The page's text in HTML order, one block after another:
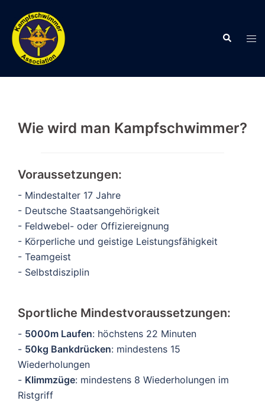
Inhalt
springen
Suche
Wie wird man Kampfschwimmer?
Voraussetzungen:
- Mindestalter 17 Jahre
- Deutsche Staatsangehörigkeit
- Feldwebel- oder Offiziereignung
- Körperliche und geistige Leistungsfähigkeit
- Teamgeist
- Selbstdisziplin
Sportliche Mindestvoraussetzungen:
- 5000m Laufen: höchstens 22 Minuten
- 50kg Bankdrücken: mindestens 15
Wiederholungen
- Klimmzüge: mindestens 8 Wiederholungen im
Ristgriff